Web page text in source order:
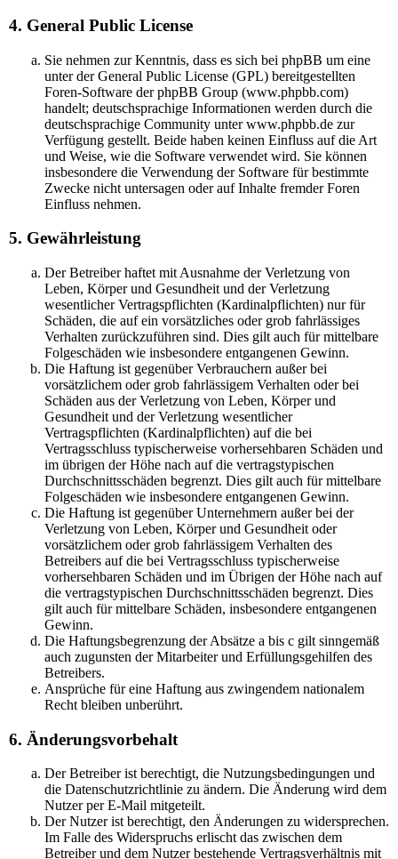
4. General Public License
Sie nehmen zur Kenntnis, dass es sich bei phpBB um eine
unter der General Public License (GPL) bereitgestellten
Foren-Software der phpBB Group (www.phpbb.com)
handelt; deutschsprachige Informationen werden durch die
deutschsprachige Community unter www.phpbb.de zur
Verfügung gestellt. Beide haben keinen Einfluss auf die Art
und Weise, wie die Software verwendet wird. Sie können
insbesondere die Verwendung der Software für bestimmte
Zwecke nicht untersagen oder auf Inhalte fremder Foren
Einfluss nehmen.
5. Gewährleistung
Der Betreiber haftet mit Ausnahme der Verletzung von
Leben, Körper und Gesundheit und der Verletzung
wesentlicher Vertragspflichten (Kardinalpflichten) nur für
Schäden, die auf ein vorsätzliches oder grob fahrlässiges
Verhalten zurückzuführen sind. Dies gilt auch für mittelbare
Folgeschäden wie insbesondere entgangenen Gewinn.
Die Haftung ist gegenüber Verbrauchern außer bei
vorsätzlichem oder grob fahrlässigem Verhalten oder bei
Schäden aus der Verletzung von Leben, Körper und
Gesundheit und der Verletzung wesentlicher
Vertragspflichten (Kardinalpflichten) auf die bei
Vertragsschluss typischerweise vorhersehbaren Schäden und
im übrigen der Höhe nach auf die vertragstypischen
Durchschnittsschäden begrenzt. Dies gilt auch für mittelbare
Folgeschäden wie insbesondere entgangenen Gewinn.
Die Haftung ist gegenüber Unternehmern außer bei der
Verletzung von Leben, Körper und Gesundheit oder
vorsätzlichem oder grob fahrlässigem Verhalten des
Betreibers auf die bei Vertragsschluss typischerweise
vorhersehbaren Schäden und im Übrigen der Höhe nach auf
die vertragstypischen Durchschnittsschäden begrenzt. Dies
gilt auch für mittelbare Schäden, insbesondere entgangenen
Gewinn.
Die Haftungsbegrenzung der Absätze a bis c gilt sinngemäß
auch zugunsten der Mitarbeiter und Erfüllungsgehilfen des
Betreibers.
Ansprüche für eine Haftung aus zwingendem nationalem
Recht bleiben unberührt.
6. Änderungsvorbehalt
Der Betreiber ist berechtigt, die Nutzungsbedingungen und
die Datenschutzrichtlinie zu ändern. Die Änderung wird dem
Nutzer per E-Mail mitgeteilt.
Der Nutzer ist berechtigt, den Änderungen zu widersprechen.
Im Falle des Widerspruchs erlischt das zwischen dem
Betreiber und dem Nutzer bestehende Vertragsverhältnis mit